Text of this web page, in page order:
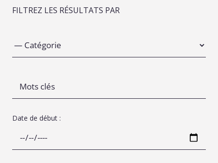
FILTREZ LES RÉSULTATS PAR
Date de début :